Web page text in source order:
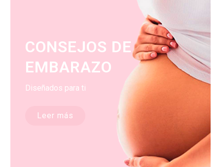
CONSEJOS DE
EMBARAZO
Diseñados para ti
Leer más